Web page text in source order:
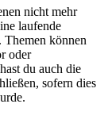
nicht mehr
laufende
Themen können
oder
du auch die
sofern dies